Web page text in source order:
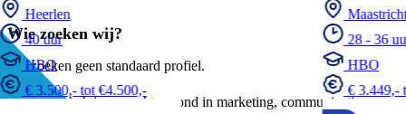
Wie zoeken wij?
Wij zoeken geen standaard profiel.
Misschien heb je een achtergrond in marketing, communicatie, e-
Heerlen
40 uur
HBO
€ 3.500,- tot €4.500,-
28 - 36
HBO
€ 3.449,-